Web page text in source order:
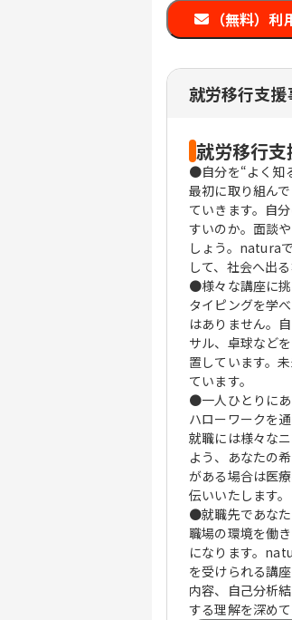
（無料）
就労移行支
就労移行
●自分を“よく知
最初に取り組ん
ていきます。自
すいのか。面談
しょう。natura
して、社会へ出
●様々な講座に挑
タイピングを学
はありません。
サル、卓球など
置しています。
ています。
●一人ひとりに
ハローワークを
就職には様々な
よう、あなたの
がある場合は医
伝いいたします。
●就職先であな
職場の環境を働
になります。
を受けられる講
内容、自己分析
する理解を深め